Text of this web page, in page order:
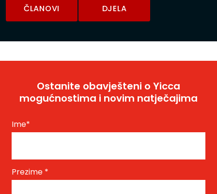
ČLANOVI DJELA
Ostanite obavješteni o Yicca
mogućnostima i novim natječajima
Ime*
Prezime *